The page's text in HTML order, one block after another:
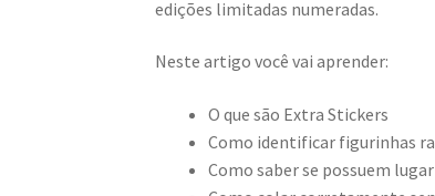
edições limitadas numeradas.
Neste artigo você vai aprender:
O que são Extra Stickers
Como identificar figurinhas
Como saber se possuem